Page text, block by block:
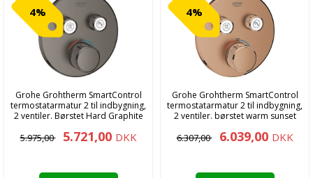
4%
Grohe Grohtherm SmartControl
termostatarmatur 2 til indbygning,
2 ventiler. Børstet Hard Graphite
5.975,00 5.721,00 DKK
4%
Grohe Grohtherm SmartControl
termostatarmatur 2 til indbygning,
2 ventiler. børstet warm sunset
6.307,00 6.039,00 DKK